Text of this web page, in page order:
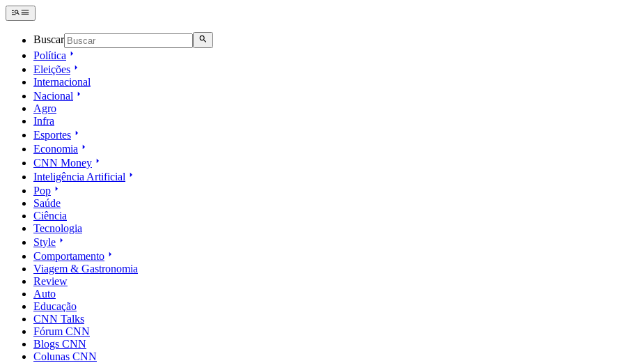
Buscar
Política
Eleições
Internacional
Nacional
Agro
Infra
Esportes
Economia
CNN Money
Inteligência Artificial
Pop
Saúde
Ciência
Tecnologia
Style
Comportamento
Viagem & Gastronomia
Review
Auto
Educação
CNN Talks
Fórum CNN
Blogs CNN
Colunas CNN